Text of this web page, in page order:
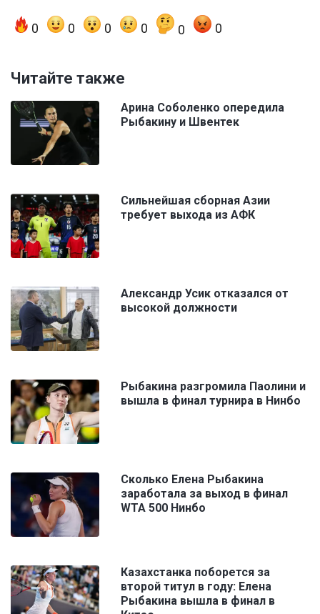
0 0 0 0 0 0
Читайте также
Арина Соболенко опередила
Рыбакину и Швентек
Сильнейшая сборная Азии
требует выхода из АФК
Александр Усик отказался от
высокой должности
Рыбакина разгромила Паолини и
вышла в финал турнира в Нинбо
Сколько Елена Рыбакина
заработала за выход в финал
WTA 500 Нинбо
Казахстанка поборется за
второй титул в году: Елена
Рыбакина вышла в финал в